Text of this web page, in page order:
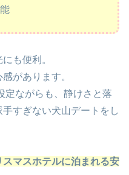
も便利。
があります。
定ながらも、静けさと落
すぎない犬山デートをし
マスホテルに泊まれる安